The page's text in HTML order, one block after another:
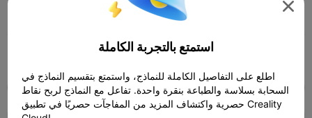
Valeria Momo Mattia
إضافة
الجميع K2 Plus K2 Pro K2 K2 SE

استمتع بالتجربة الكاملة
اطلع على التفاصيل الكاملة للنماذج، واستمتع بتقسيم النماذج في
السحابة بسلاسة والطباعة بنقرة واحدة. تفاعل مع النماذج لربح نقاط
حصرية واكتشاف المزيد من المفاجآت حصريًا في تطبيق Creality